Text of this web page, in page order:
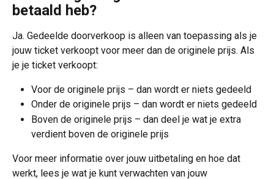
betaald heb?
Ja. Gedeelde doorverkoop is alleen van toepassing als je
jouw ticket verkoopt voor meer dan de originele prijs. Als
je je ticket verkoopt:
Voor de originele prijs – dan wordt er niets gedeeld
Onder de originele prijs – dan wordt er niets gedeeld
Boven de originele prijs – dan deel je wat je extra
verdient boven de originele prijs
Voor meer informatie over jouw uitbetaling en hoe dat
werkt, lees je wat je kunt verwachten van jouw